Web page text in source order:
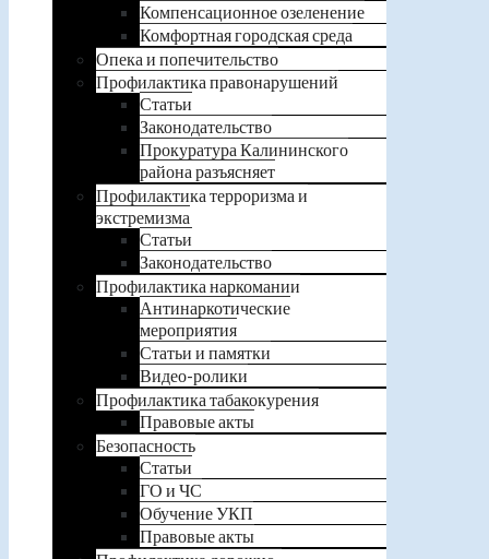
Компенсационное озеленение
Комфортная городская среда
Опека и попечительство
Профилактика правонарушений
Статьи
Законодательство
Прокуратура Калининского
района разъясняет
Профилактика терроризма и
экстремизма
Статьи
Законодательство
Профилактика наркомании
Антинаркотические
мероприятия
Статьи и памятки
Видео-ролики
Профилактика табакокурения
Правовые акты
Безопасность
Статьи
ГО и ЧС
Обучение УКП
Правовые акты